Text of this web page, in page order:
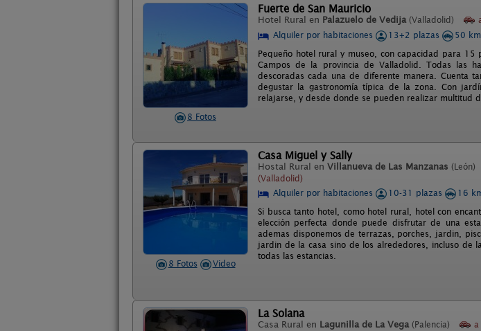
8 Fotos
Fuerte de San Mauricio
Hotel Rural en Palazuelo de Vedija (Valladolid)
Alquiler por habitaciones
13+2 plazas
50
Pequeño hotel rural y museo, con capacidad para
Campos de la provincia de Valladolid. Todas las
descoradas cada una de diferente manera. Cuenta
degustar la gastronomía típica de la zona. Con
relajarse, y desde donde se pueden realizar multitud
8 Fotos Video
Casa Miguel y Sally
Hostal Rural en Villanueva de Las Manzanas (León)
(Valladolid)
Alquiler por habitaciones 10-31 plazas
16
Si busca tanto hotel, como hotel rural, hotel con
elección perfecta donde puede disfrutar de una
ademas disponemos de terrazas, porches, jardin,
jardin de la casa sino de los alrededores, incluso de
todas las estancias.
La Solana
Casa Rural en Lagunilla de La Vega (Palencia) a